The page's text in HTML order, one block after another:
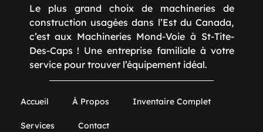
Le plus grand choix de machineries de
construction usagées dans l’Est du Canada,
c’est aux Machineries Mond-Voie à St-Tite-
Des-Caps ! Une entreprise familiale à votre
service pour trouver l’équipement idéal.
Accueil À Propos Inventaire Complet
Services Contact